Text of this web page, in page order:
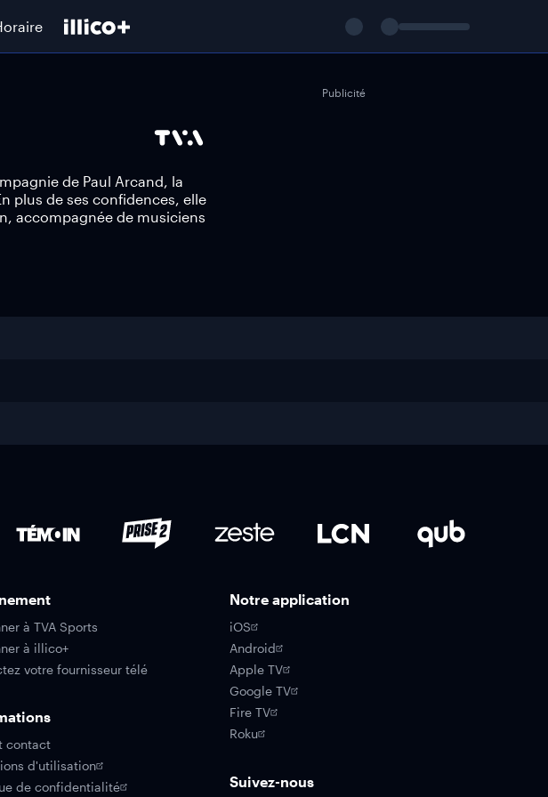
de Paul Arcand, la
plus de ses confidences, elle
accompagnée de musiciens
Publicité
à TVA Sports
à illico+
votre fournisseur télé
contact
d'utilisation
de confidentialité
Notre application
iOS
Android
Apple TV
Google TV
Fire TV
Roku
Suivez-nous